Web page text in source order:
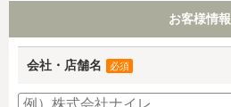
お客様情報
会社・店舗名 必須